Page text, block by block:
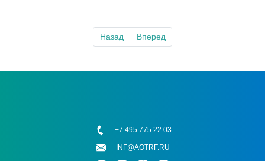
Назад Вперед
+7 495 775 22 03
INF@AOTRF.RU